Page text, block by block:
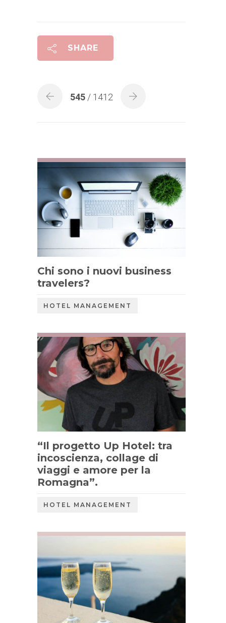
SHARE
545 / 1412
Chi sono i nuovi business
travelers?
HOTEL MANAGEMENT
“Il progetto Up Hotel: tra
incoscienza, collage di
viaggi e amore per la
Romagna”.
HOTEL MANAGEMENT